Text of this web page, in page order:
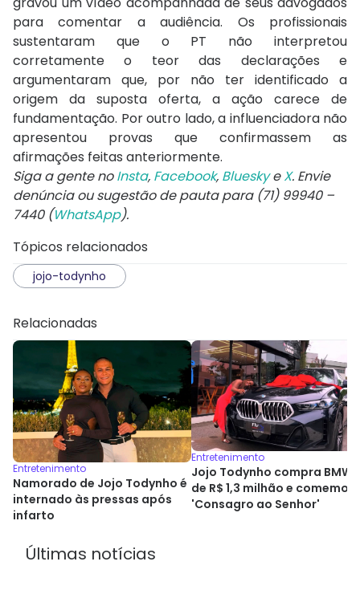
para comentar a audiência. Os profissionais
sustentaram que o PT não interpretou
corretamente o teor das declarações e
argumentaram que, por não ter identificado a
origem da suposta oferta, a ação carece de
fundamentação. Por outro lado, a influenciadora não
apresentou provas que confirmassem as
afirmações feitas anteriormente.
Siga a gente noInsta, Facebook, BlueskyeX. Envie
denúncia ou sugestão de pauta para (71) 99940 –
7440 (WhatsApp).
Tópicos relacionados
jojo-todynho
Relacionadas
Entretenimento
Namorado de Jojo Todynho é
internado às pressas após
infarto
Entretenimento
Jojo Todynho compra BMW
de R$ 1,3 milhão e
'Consagro ao Senhor'
Últimas notícias